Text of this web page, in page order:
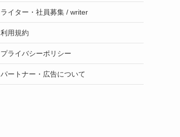
ライター・社員募集 / writer
利用規約
プライバシーポリシー
パートナー・広告について